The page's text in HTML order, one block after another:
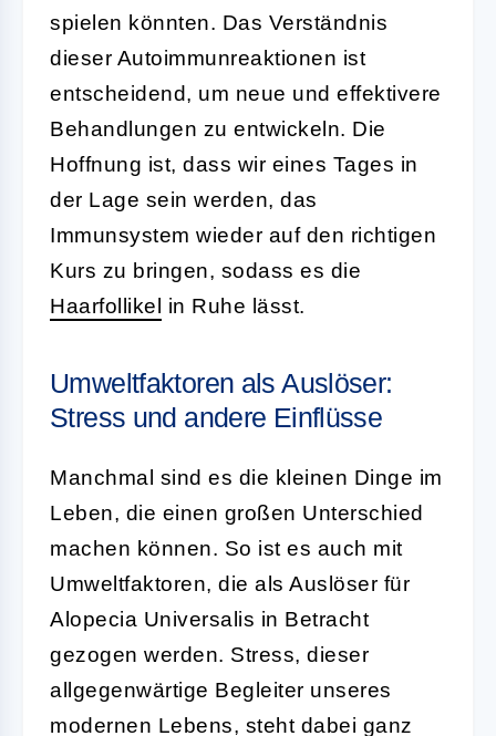
spielen könnten. Das Verständnis
dieser Autoimmunreaktionen ist
entscheidend, um neue und effektivere
Behandlungen zu entwickeln. Die
Hoffnung ist, dass wir eines Tages in
der Lage sein werden, das
Immunsystem wieder auf den richtigen
Kurs zu bringen, sodass es die
Haarfollikel
in Ruhe lässt.
Umweltfaktoren als Auslöser:
Stress und andere Einflüsse
Manchmal sind es die kleinen Dinge im
Leben, die einen großen Unterschied
machen können. So ist es auch mit
Umweltfaktoren, die als Auslöser für
Alopecia Universalis in Betracht
gezogen werden. Stress, dieser
allgegenwärtige Begleiter unseres
modernen Lebens, steht dabei ganz